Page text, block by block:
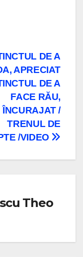
DE A
APRECIAT
DE A
FACE RĂU,
ÎNCURAJAT /
TRENUL DE
/VIDEO
Theo